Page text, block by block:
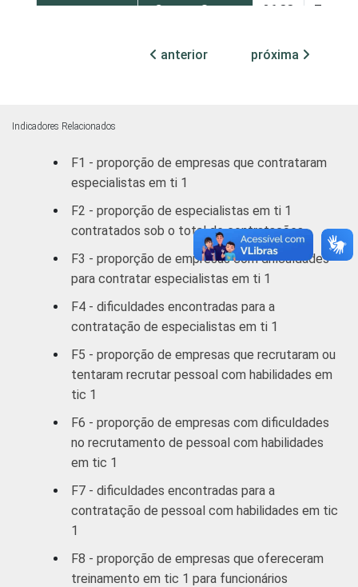
Centro Oeste 26,88 72,01
Indústria de
31,14
Reparação de
Autos
31,01 68,57
Hotel/
Alimentação
39,03 60,97
Transp./
Armaz./
Comunicação
17,79
Ativ.
Imobiliárias,
serviços
TV
Especialistas em TIC ou em TI possuem a
capacidade de especificar, desenhar,
desenvolver, instalar, operar, dar suporte,
anterior próxima
Indicadores Relacionados
F1 - proporção de empresas que contrataram
especialistas em ti 1
F2 - proporção de especialistas em ti 1
contratados sob o total de contratações
F3 - proporção de empresas com dificuldades
para contratar especialistas em ti 1
F4 - dificuldades encontradas para a
contratação de especialistas em ti 1
F5 - proporção de empresas que recrutaram ou
tentaram recrutar pessoal com habilidades em
tic 1
F6 - proporção de empresas com dificuldades
no recrutamento de pessoal com habilidades
em tic 1
F7 - dificuldades encontradas para a
contratação de pessoal com habilidades em tic
1
F8 - proporção de empresas que ofereceram
treinamento em tic 1 para funcionários